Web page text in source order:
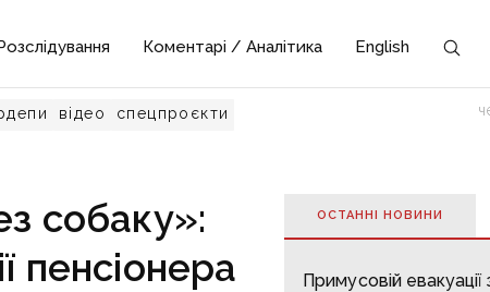
Коментарі / Аналітика English
відео спецпроєкти
собаку»:
пенсіонера
ОСТАННІ НОВИНИ
Примусовій